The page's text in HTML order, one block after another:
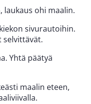
laukaus ohi maalin.
sivurautoihin.
selvittävät.
Yhtä päätyä
maalin eteen,